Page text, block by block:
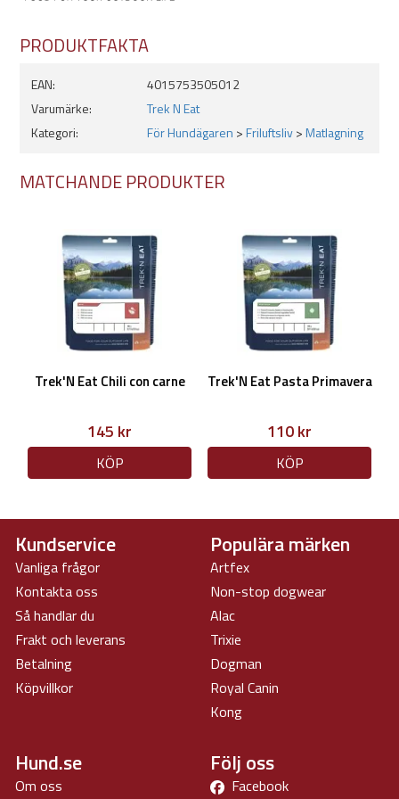
emulgeringsmedel: mono- och diglyceriders mjölksyraestrar
förtjockningsmedel: natriumalginat, karragen
surhetsregulator: kalciumsulfat, tetranatriumdifosfat,
PRODUKTFAKTA
EAN:
4015753505012
Varumärke:
Trek N Eat
Kategori:
För Hundägaren >Friluftsliv>Matlagning
MATCHANDE PRODUKTER
Trek'N Eat Chili con carne
145 kr
KÖP
Trek'N Eat Pasta Primavera
110 kr
KÖP
Kundservice
Vanliga frågor
Kontakta oss
Så handlar du
Frakt och leverans
Betalning
Köpvillkor
Populära märken
Artfex
Non-stop dogwear
Alac
Trixie
Dogman
Royal Canin
Kong
Hund.se
Om oss
Följ oss
Facebook